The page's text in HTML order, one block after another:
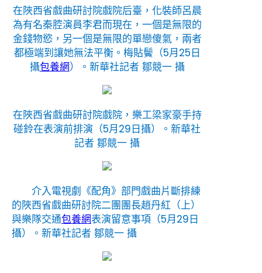
在陜西省戲曲研討院戲院后臺，化裝師呂晨
為有名秦腔演員李君而現在，一個是無限的
金錢物慾，另一個是無限的單戀傻氣，兩者
都極端到讓她無法平衡。梅貼鬢（5月25日
攝包養網）。新華社記者 鄒競一 攝
在陜西省戲曲研討院戲院，樂工梁家豪手持
碰鈴在表演前排演（5月29日攝）。新華社
記者 鄒競一 攝
介入電視劇《配角》部門戲曲片斷排練
的陜西省戲曲研討院二團團長趙丹紅（上）
與樂隊交通包養網表演留意事項（5月29日
攝）。 新華社記者 鄒競一 攝